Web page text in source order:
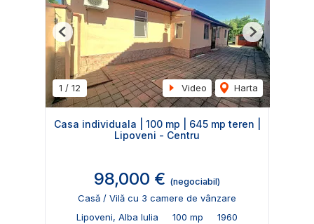
1 / 12 Video Harta
Previous Next
Casa individuala | 100 mp | 645 mp teren |
Lipoveni - Centru
98,000 € (negociabil)
Casă / Vilă cu 3 camere de vânzare
Lipoveni, Alba Iulia
100 mp 1960